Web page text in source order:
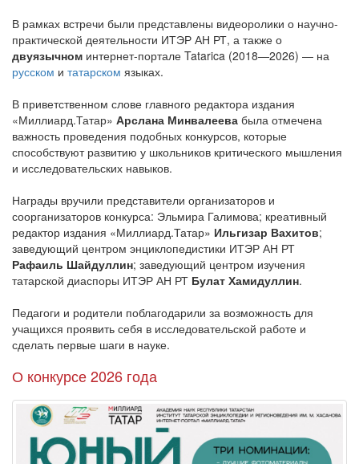
В рамках встречи были представлены видеоролики о научно-
практической деятельности ИТЭР АН РТ, а также о
двуязычном интернет-портале Tatarica (2018—2026) — на
русском и татарском языках.
В приветственном слове главного редактора издания
«Миллиард.Татар» Арслана Минвалеева была отмечена
важность проведения подобных конкурсов, которые
способствуют развитию у школьников критического мышления
и исследовательских навыков.
Награды вручили представители организаторов и
соорганизаторов конкурса: Эльмира Галимова; креативный
редактор издания «Миллиард.Татар» Ильгизар Вахитов;
заведующий центром энциклопедистики ИТЭР АН РТ
Рафаиль Шайдуллин; заведующий центром изучения
татарской диаспоры ИТЭР АН РТ Булат Хамидуллин.
Педагоги и родители поблагодарили за возможность для
учащихся проявить себя в исследовательской работе и
сделать первые шаги в науке.
О конкурсе 2026 года